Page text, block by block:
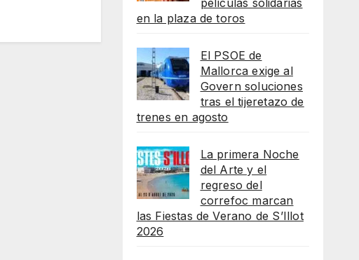
en la plaza de toros
El PSOE de
Mallorca exige al
Govern soluciones
tras el tijeretazo de
trenes en agosto
La primera Noche
del Arte y el
regreso del
correfoc marcan
las Fiestas de Verano de S’Illot
2026